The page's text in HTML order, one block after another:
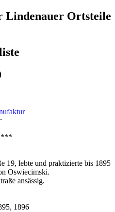
Lindenauer Ortsteile
***
19, lebte und praktizierte bis 1895
Oswiecimski.
ansässig.
1896